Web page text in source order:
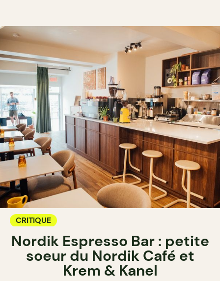
CRITIQUE
Nordik Espresso Bar : petite
soeur du Nordik Café et
Krem & Kanel